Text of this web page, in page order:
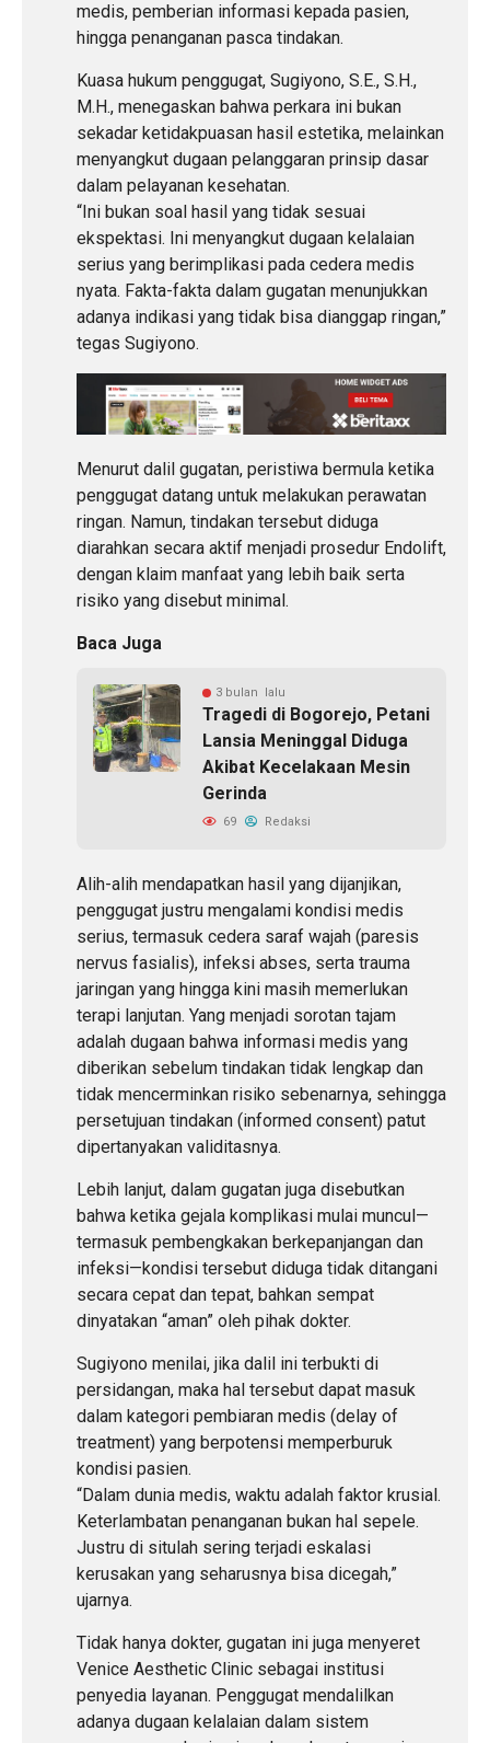
medis, pemberian informasi kepada pasien,
hingga penanganan pasca tindakan.
Kuasa hukum penggugat, Sugiyono, S.E., S.H.,
M.H., menegaskan bahwa perkara ini bukan
sekadar ketidakpuasan hasil estetika, melainkan
menyangkut dugaan pelanggaran prinsip dasar
dalam pelayanan kesehatan.
“Ini bukan soal hasil yang tidak sesuai
ekspektasi. Ini menyangkut dugaan kelalaian
serius yang berimplikasi pada cedera medis
nyata. Fakta-fakta dalam gugatan menunjukkan
adanya indikasi yang tidak bisa dianggap ringan,”
tegas Sugiyono.
Menurut dalil gugatan, peristiwa bermula ketika
penggugat datang untuk melakukan perawatan
ringan. Namun, tindakan tersebut diduga
diarahkan secara aktif menjadi prosedur Endolift,
dengan klaim manfaat yang lebih baik serta
risiko yang disebut minimal.
Baca Juga
3 bulan lalu
Tragedi di Bogorejo, Petani
Lansia Meninggal Diduga
Akibat Kecelakaan Mesin
Gerinda
69 Redaksi
Alih-alih mendapatkan hasil yang dijanjikan,
penggugat justru mengalami kondisi medis
serius, termasuk cedera saraf wajah (paresis
nervus fasialis), infeksi abses, serta trauma
jaringan yang hingga kini masih memerlukan
terapi lanjutan. Yang menjadi sorotan tajam
adalah dugaan bahwa informasi medis yang
diberikan sebelum tindakan tidak lengkap dan
tidak mencerminkan risiko sebenarnya, sehingga
persetujuan tindakan (informed consent) patut
dipertanyakan validitasnya.
Lebih lanjut, dalam gugatan juga disebutkan
bahwa ketika gejala komplikasi mulai muncul—
termasuk pembengkakan berkepanjangan dan
infeksi—kondisi tersebut diduga tidak ditangani
secara cepat dan tepat, bahkan sempat
dinyatakan “aman” oleh pihak dokter.
Sugiyono menilai, jika dalil ini terbukti di
persidangan, maka hal tersebut dapat masuk
dalam kategori pembiaran medis (delay of
treatment) yang berpotensi memperburuk
kondisi pasien.
“Dalam dunia medis, waktu adalah faktor krusial.
Keterlambatan penanganan bukan hal sepele.
Justru di situlah sering terjadi eskalasi
kerusakan yang seharusnya bisa dicegah,”
ujarnya.
Tidak hanya dokter, gugatan ini juga menyeret
Venice Aesthetic Clinic sebagai institusi
penyedia layanan. Penggugat mendalilkan
adanya dugaan kelalaian dalam sistem